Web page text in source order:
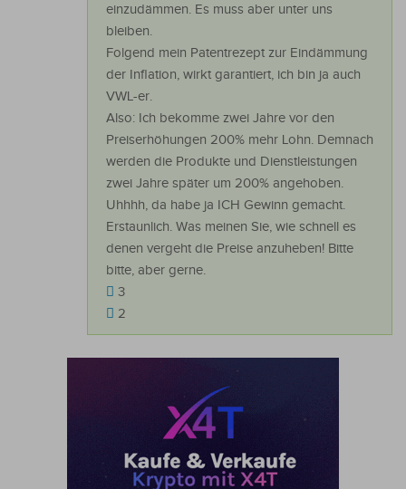
einzudämmen. Es muss aber unter uns
bleiben.
Folgend mein Patentrezept zur Eindämmung
der Inflation, wirkt garantiert, ich bin ja auch
VWL-er.
Also: Ich bekomme zwei Jahre vor den
Preiserhöhungen 200% mehr Lohn. Demnach
werden die Produkte und Dienstleistungen
zwei Jahre später um 200% angehoben.
Uhhhh, da habe ja ICH Gewinn gemacht.
Erstaunlich. Was meinen Sie, wie schnell es
denen vergeht die Preise anzuheben! Bitte
bitte, aber gerne.
3
2